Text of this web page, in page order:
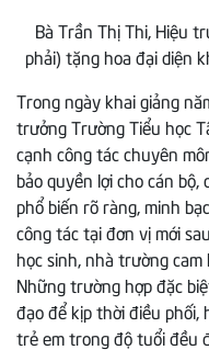
Bà Trần Thị Thi, Hiệu
phải) tặng hoa đại diện
Trong ngày khai giảng
trưởng Trường Tiểu học
cạnh công tác chuyên
bảo quyền lợi cho cán
phổ biến rõ ràng, minh
công tác tại đơn vị mới
học sinh, nhà trường
Những trường hợp đặc
đạo để kịp thời điều phối,
trẻ em trong độ tuổi đều